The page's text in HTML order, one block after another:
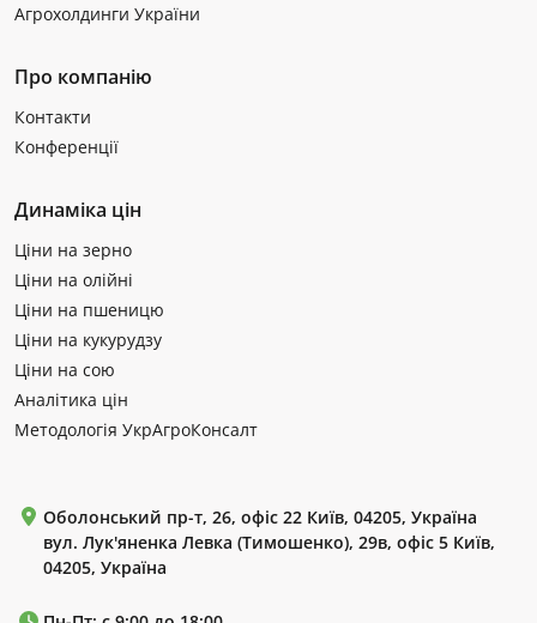
Агрохолдинги України
Про компанію
Контакти
Конференції
Динаміка цін
Ціни на зерно
Ціни на олійні
Ціни на пшеницю
Ціни на кукурудзу
Ціни на сою
Аналітика цін
Методологія УкрАгроКонсалт
Оболонський пр-т, 26, офіс 22 Київ, 04205, Україна
вул. Лук'яненка Левка (Тимошенко), 29в, офіс 5 Київ,
04205, Україна